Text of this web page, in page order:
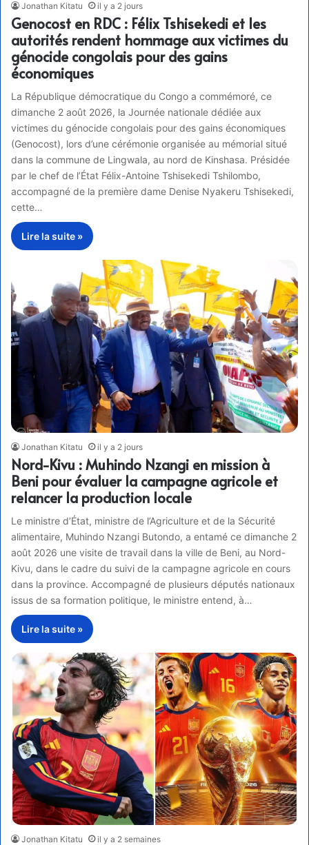
Jonathan Kitatu il y a 2 jours
Genocost en RDC : Félix Tshisekedi et les
autorités rendent hommage aux victimes du
génocide congolais pour des gains
économiques
La République démocratique du Congo a commémoré, ce
dimanche 2 août 2026, la Journée nationale dédiée aux
victimes du génocide congolais pour des gains économiques
(Genocost), lors d’une cérémonie organisée au mémorial situé
dans la commune de Lingwala, au nord de Kinshasa. Présidée
par le chef de l’État Félix-Antoine Tshisekedi Tshilombo,
accompagné de la première dame Denise Nyakeru Tshisekedi,
cette…
Lire la suite »
Jonathan Kitatu il y a 2 jours
Nord-Kivu : Muhindo Nzangi en mission à
Beni pour évaluer la campagne agricole et
relancer la production locale
Le ministre d’État, ministre de l’Agriculture et de la Sécurité
alimentaire, Muhindo Nzangi Butondo, a entamé ce dimanche 2
août 2026 une visite de travail dans la ville de Beni, au Nord-
Kivu, dans le cadre du suivi de la campagne agricole en cours
dans la province. Accompagné de plusieurs députés nationaux
issus de sa formation politique, le ministre entend, à…
Lire la suite »
Jonathan Kitatu il y a 2 semaines